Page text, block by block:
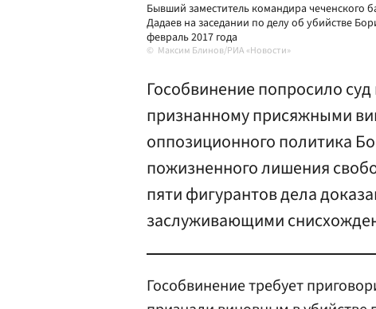
Бывший заместитель командира чеченского
Дадаев на заседании по делу об убийстве
февраль 2017 года
Максим Блинов/РИА «Новости»
Гособвинение попросило
признанному присяжными
оппозиционного политика
пожизненного лишения
пяти фигурантов дела
заслуживающими
Гособвинение требует